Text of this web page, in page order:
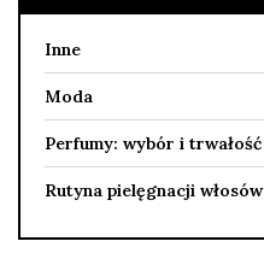
Inne
Moda
Perfumy: wybór i trwałość
Rutyna pielęgnacji włosów